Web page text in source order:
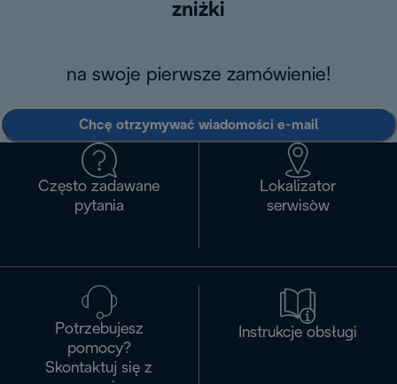
zniżki
na swoje pierwsze zamówienie!
Chcę otrzymywać wiadomości e-mail
Często zadawane
pytania
Lokalizator
serwisòw
Potrzebujesz
pomocy?
Skontaktuj się z
Instrukcje obsługi